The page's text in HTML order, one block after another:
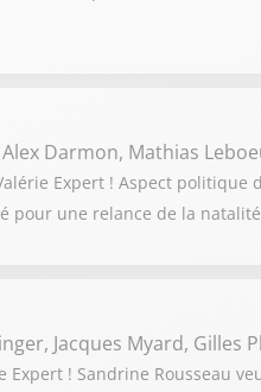
Darmon, Mathias
Expert ! Aspect
pour une relance de la
Jacques Myard,
! Sandrine Rousseau